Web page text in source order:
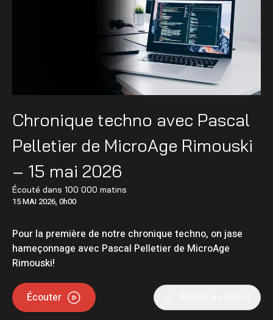
Chronique techno avec Pascal
Pelletier de MicroAge Rimouski
– 15 mai 2026
Écouté dans 100 000 matins
15 MAI 2026, 0h00
Pour la première de notre chronique techno, on jase
hameçonnage avec Pascal Pelletier de MicroAge
Rimouski!
Écouter